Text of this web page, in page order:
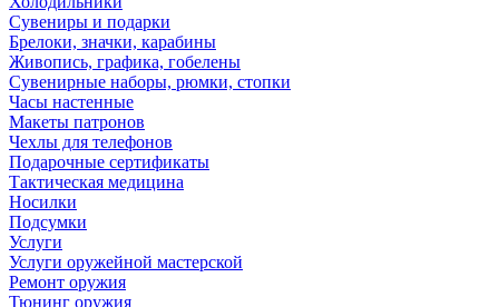
Сувениры и подарки
Брелоки, значки, карабины
Живопись, графика, гобелены
Сувенирные наборы, рюмки, стопки
Часы настенные
Макеты патронов
Чехлы для телефонов
Подарочные сертификаты
Тактическая медицина
Носилки
Подсумки
Услуги
Услуги оружейной мастерской
Ремонт оружия
Тюнинг оружия